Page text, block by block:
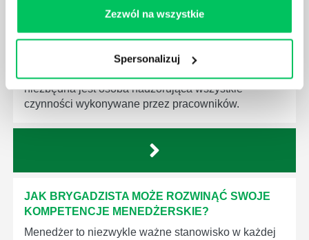
Zezwól na wszystkie
Spersonalizuj
POWINIEN MIEĆ BRYGADZISTA?
kompetentnych pracowników nie będzie w stanie
sprawnie realizować swoich zadań, jeśli zabraknie w
niezbędna jest osoba nadzorująca wszystkie
czynności wykonywane przez pracowników.
JAK BRYGADZISTA MOŻE ROZWINĄĆ SWOJE
KOMPETENCJE MENEDŻERSKIE?
Menedżer to niezwykle ważne stanowisko w każdej